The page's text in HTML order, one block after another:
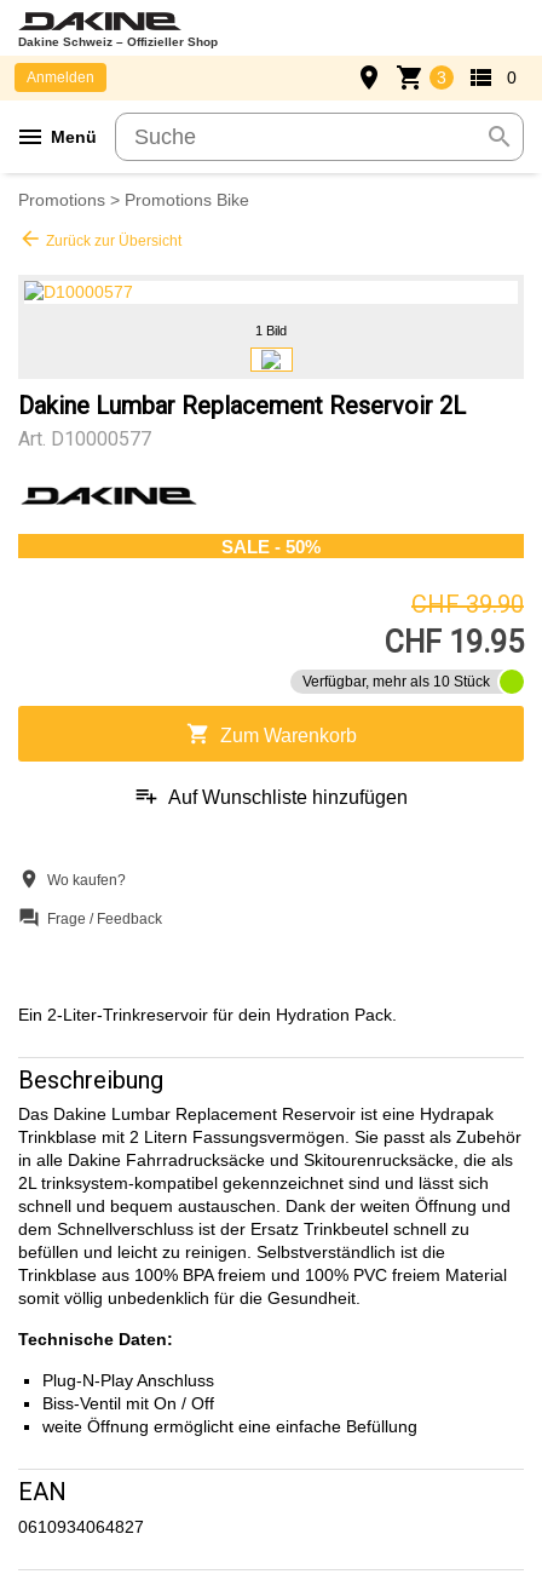
Dakine Schweiz – Offizieller Shop
menu Menü search
Anmelden place shopping_cart 3 view_list 0
Promotions > Promotions Bike
arrow_back Zurück zur Übersicht
1 Bild
Dakine Lumbar Replacement Reservoir 2L
Art. D10000577
SALE - 50%
CHF 39.90
CHF 19.95
Verfügbar, mehr als 10 Stück
shopping_cart Zum Warenkorb
playlist_add Auf Wunschliste hinzufügen
location_on Wo kaufen?
question_answer Frage / Feedback
Ein 2-Liter-Trinkreservoir für dein Hydration Pack.
Beschreibung
Das Dakine Lumbar Replacement Reservoir ist eine Hydrapak
Trinkblase mit 2 Litern Fassungsvermögen. Sie passt als Zubehör
in alle Dakine Fahrradrucksäcke und Skitourenrucksäcke, die als
2L trinksystem-kompatibel gekennzeichnet sind und lässt sich
schnell und bequem austauschen. Dank der weiten Öffnung und
dem Schnellverschluss ist der Ersatz Trinkbeutel schnell zu
befüllen und leicht zu reinigen. Selbstverständlich ist die
Trinkblase aus 100% BPA freiem und 100% PVC freiem Material
somit völlig unbedenklich für die Gesundheit.
Technische Daten:
Plug-N-Play Anschluss
Biss-Ventil mit On / Off
weite Öffnung ermöglicht eine einfache Befüllung
EAN
0610934064827